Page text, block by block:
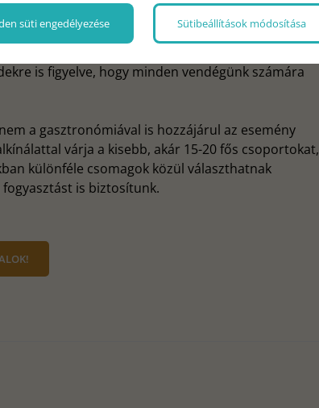
hogy valódi élményt nyújtsunk
újítja meg étlapját, amelyhez szorosan
menüajánlatok – legyen az tavaszi-nyári vagy
is figyelve, hogy minden vendégünk számára
a gasztronómiával is hozzájárul az esemény
várja a kisebb, akár 15-20 fős csoportokat,
különféle csomagok közül választhatnak
is biztosítunk.
süti engedélyezése Sütibeállítások módosítása